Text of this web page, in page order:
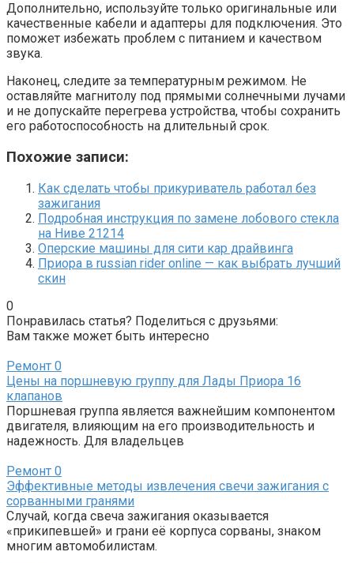
Дополнительно, используйте только оригинальные или
качественные кабели и адаптеры для подключения. Это
поможет избежать проблем с питанием и качеством
звука.
Наконец, следите за температурным режимом. Не
оставляйте магнитолу под прямыми солнечными лучами
и не допускайте перегрева устройства, чтобы сохранить
его работоспособность на длительный срок.
Похожие записи:
Как сделать чтобы прикуриватель работал без
зажигания
Подробная инструкция по замене лобового стекла
на Ниве 21214
Оперские машины для сити кар драйвинга
Приора в russian rider online — как выбрать лучший
скин
0
Понравилась статья? Поделиться с друзьями:
Вам также может быть интересно
Ремонт 0
Цены на поршневую группу для Лады Приора 16
клапанов
Поршневая группа является важнейшим компонентом
двигателя, влияющим на его производительность и
надежность. Для владельцев
Ремонт 0
Эффективные методы извлечения свечи зажигания с
сорванными гранями
Случай, когда свеча зажигания оказывается
«прикипевшей» и грани её корпуса сорваны, знаком
многим автомобилистам.